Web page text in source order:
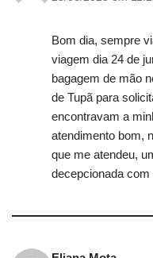
Bom dia, sempre
viagem dia 24 de
bagagem de mão
de Tupã para
encontravam a
atendimento bom,
que me atendeu,
decepcionada